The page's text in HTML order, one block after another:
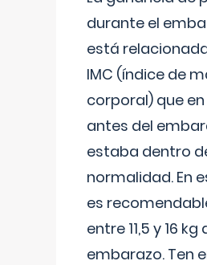
durante el
está
IMC (índice de
corporal) que
antes del
estaba dentro
normalidad. En
es
entre 11,5 y 16
embarazo. Ten